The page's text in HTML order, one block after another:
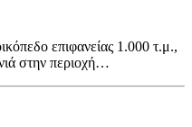
επιφανείας 1.000 τ.μ.,
στην περιοχή…